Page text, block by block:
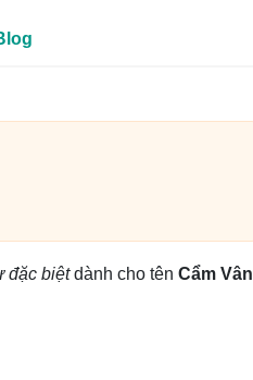
đặc biệtdành cho tên Cẩm Vân